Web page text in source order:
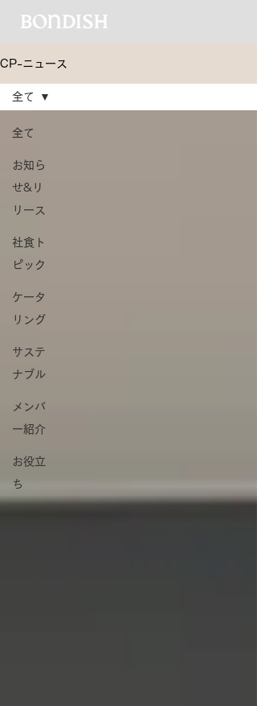
CP-ニュース
全て
お知ら
せ&リ
リース
社食ト
ピック
ケータ
リング
サステ
ナブル
メンバ
ー紹介
お役立
ち
全て